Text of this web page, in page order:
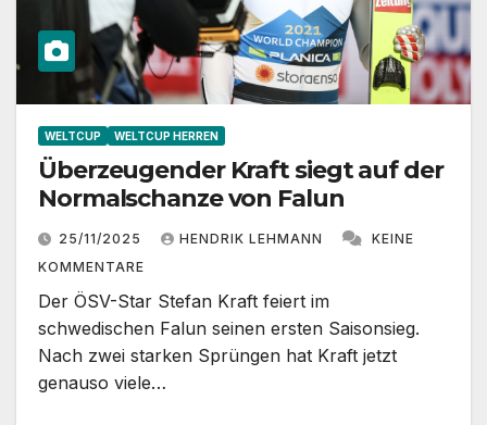
WELTCUP WELTCUP HERREN
Überzeugender Kraft siegt auf der
Normalschanze von Falun
25/11/2025 HENDRIK LEHMANN
KEINE
KOMMENTARE
Der ÖSV-Star Stefan Kraft feiert im
schwedischen Falun seinen ersten Saisonsieg.
Nach zwei starken Sprüngen hat Kraft jetzt
genauso viele…